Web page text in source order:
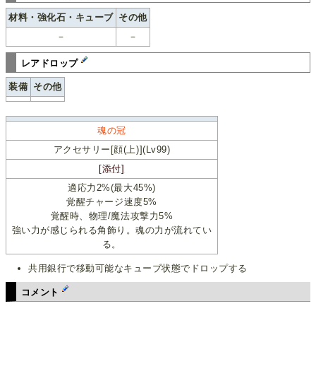
材料・強化石・キューブ その他
－
－
レアドロップ
装備 その他
魂の冠
アクセサリー[顔(上)](Lv99)
[添付]
適応力2%(最大45%)
覚醒チャージ速度5%
覚醒時、物理/魔法攻撃力5%
強い力が感じられる角飾り。魂の力が流れてい
る。
共用銀行で移動可能なキューブ状態でドロップする
コメント